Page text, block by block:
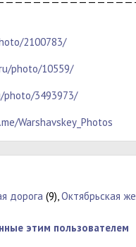
2100783/
photo/10559/
3493973/
Warshavskey_Photos
дорога (9),Октябрьская
этим пользователем